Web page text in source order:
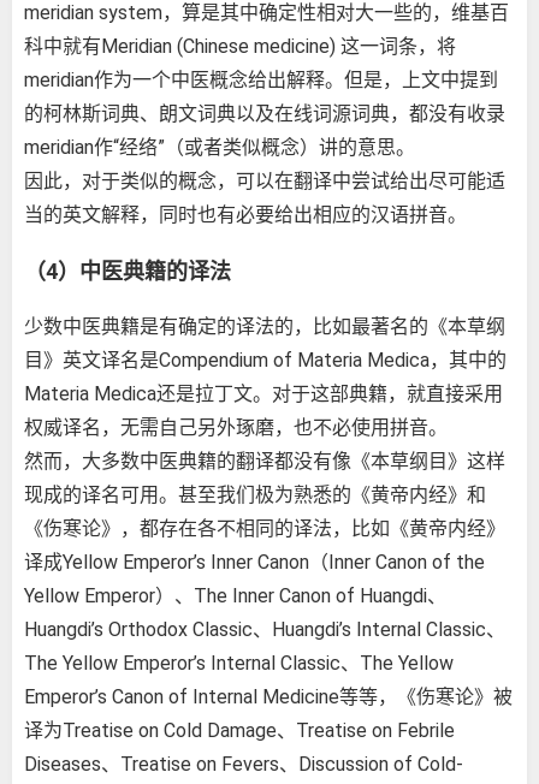
meridian system，算是其中确定性相对大一些的，维基百
科中就有Meridian (Chinese medicine) 这一词条，将
meridian作为一个中医概念给出解释。但是，上文中提到
的柯林斯词典、朗文词典以及在线词源词典，都没有收录
meridian作“经络”（或者类似概念）讲的意思。
因此，对于类似的概念，可以在翻译中尝试给出尽可能适
当的英文解释，同时也有必要给出相应的汉语拼音。
（4）中医典籍的译法
少数中医典籍是有确定的译法的，比如最著名的《本草纲
目》英文译名是Compendium of Materia Medica，其中的
Materia Medica还是拉丁文。对于这部典籍，就直接采用
权威译名，无需自己另外琢磨，也不必使用拼音。
然而，大多数中医典籍的翻译都没有像《本草纲目》这样
现成的译名可用。甚至我们极为熟悉的《黄帝内经》和
《伤寒论》，都存在各不相同的译法，比如《黄帝内经》
译成Yellow Emperor’s Inner Canon（Inner Canon of the
Yellow Emperor）、The Inner Canon of Huangdi、
Huangdi’s Orthodox Classic、Huangdi’s Internal Classic、
The Yellow Emperor’s Internal Classic、The Yellow
Emperor’s Canon of Internal Medicine等等，《伤寒论》被
译为Treatise on Cold Damage、Treatise on Febrile
Diseases、Treatise on Fevers、Discussion of Cold-